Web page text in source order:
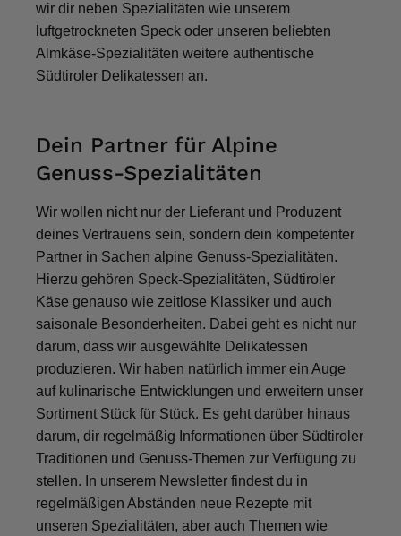
wir dir neben Spezialitäten wie unserem
luftgetrockneten Speck oder unseren beliebten
Almkäse-Spezialitäten weitere authentische
Südtiroler Delikatessen an.
Dein Partner für Alpine
Genuss-Spezialitäten
Wir wollen nicht nur der Lieferant und Produzent
deines Vertrauens sein, sondern dein kompetenter
Partner in Sachen alpine Genuss-Spezialitäten.
Hierzu gehören Speck-Spezialitäten, Südtiroler
Käse genauso wie zeitlose Klassiker und auch
saisonale Besonderheiten. Dabei geht es nicht nur
darum, dass wir ausgewählte Delikatessen
produzieren. Wir haben natürlich immer ein Auge
auf kulinarische Entwicklungen und erweitern unser
Sortiment Stück für Stück. Es geht darüber hinaus
darum, dir regelmäßig Informationen über Südtiroler
Traditionen und Genuss-Themen zur Verfügung zu
stellen. In unserem Newsletter findest du in
regelmäßigen Abständen neue Rezepte mit
unseren Spezialitäten, aber auch Themen wie